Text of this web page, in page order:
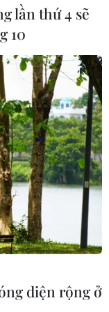
lần thứ 4 sẽ
10
diện rộng ở